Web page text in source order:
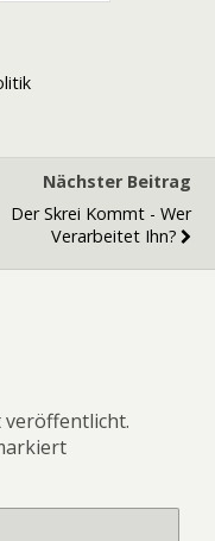
Nächster Beitrag
Der Skrei Kommt - Wer
Verarbeitet Ihn?
veröffentlicht.